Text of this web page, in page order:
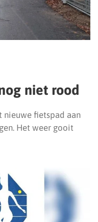
niet rood
nieuwe fietspad aan
Het weer gooit